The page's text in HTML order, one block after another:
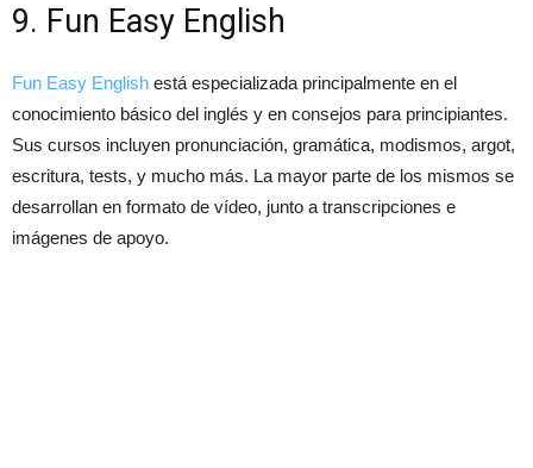
9. Fun Easy English
Fun Easy English está especializada principalmente en el
conocimiento básico del inglés y en consejos para principiantes.
Sus cursos incluyen pronunciación, gramática, modismos, argot,
escritura, tests, y mucho más. La mayor parte de los mismos se
desarrollan en formato de vídeo, junto a transcripciones e
imágenes de apoyo.